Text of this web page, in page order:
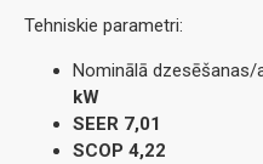
Tehniskie parametri:
Nominālā dzesēšanas/
kW
SEER 7,01
SCOP 4,22